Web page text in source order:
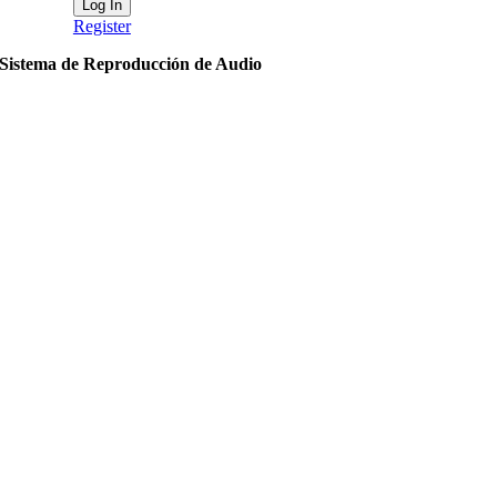
Register
Sistema de Reproducción de Audio